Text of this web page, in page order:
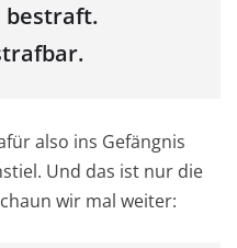
bestraft.
also ins Gefängnis
Und das ist nur die
wir mal weiter: